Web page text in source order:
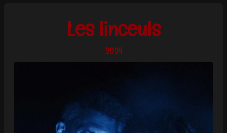
Les linceuls
2024